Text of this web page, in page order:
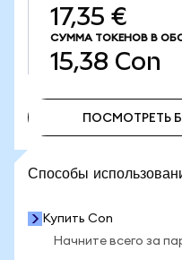
17,35 €
СУММА ТОКЕНОВ В
15,38 Con
ПОСМОТРЕТЬ
Способы
Купить Con
Начните всего за